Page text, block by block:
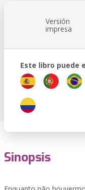
Versión
impresa
Este libro puede
Sinopsis